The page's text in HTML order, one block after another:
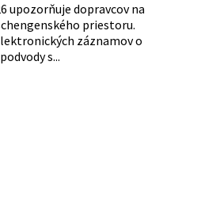
upozorňuje dopravcov na
priestoru.
záznamov o
s...